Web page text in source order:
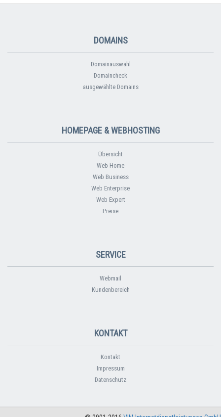
DOMAINS
Domainauswahl
Domaincheck
ausgewählte Domains
HOMEPAGE & WEBHOSTING
Übersicht
Web Home
Web Business
Web Enterprise
Web Expert
Preise
SERVICE
Webmail
Kundenbereich
KONTAKT
Kontakt
Impressum
Datenschutz